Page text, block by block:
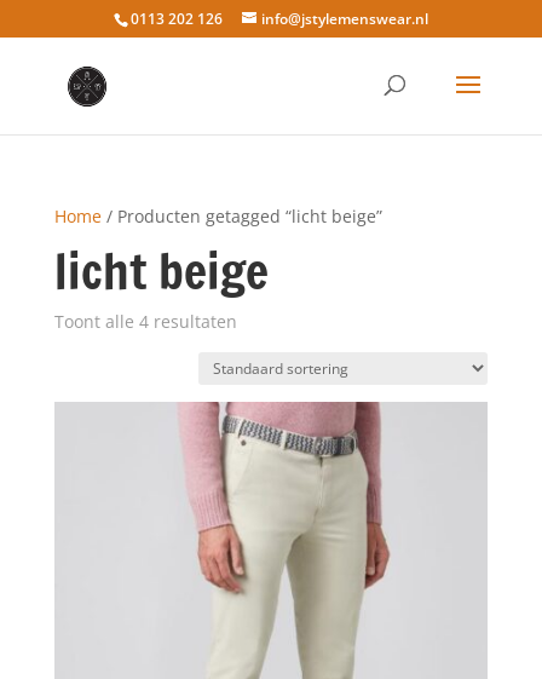
0113 202 126 info@jstylemenswear.nl
Home/ Producten getagged “licht beige”
licht beige
Toont alle 4 resultaten